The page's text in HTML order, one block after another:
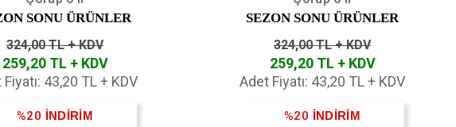
SONU ÜRÜNLER
324,00 TL + KDV
259,20 TL + KDV
43,20 TL + KDV
%20 İNDİRİM
SEZON SONU ÜRÜNLER
324,00 TL + KDV
259,20 TL + KDV
Adet Fiyatı: 43,20 TL + KDV
%20 İNDİRİM